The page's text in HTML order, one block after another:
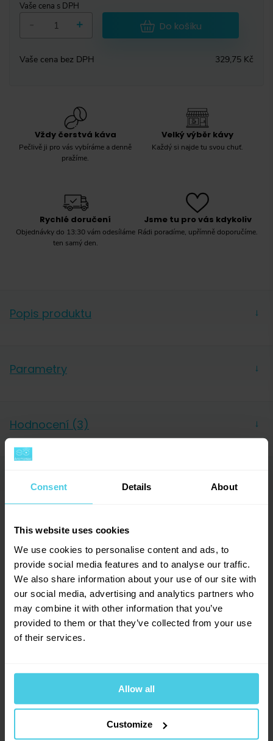
Consent Details About
This website uses cookies
We use cookies to personalise content and ads, to
provide social media features and to analyse our traffic.
We also share information about your use of our site with
our social media, advertising and analytics partners who
may combine it with other information that you’ve
provided to them or that they’ve collected from your use
of their services.
Allow all
Customize
Vaše cena s DPH
+ Do košíku
Vaše cena bez DPH 329,75 Kč
Vždy čerstvá káva
Pečlivě ji pro vás vybíráme a denně
pražíme.
Velký výběr kávy
Každý si najde tu svou chuť.
Rychlé doručení
Objednávky do 13:30 vám odesíláme
ten samý den.
Jsme tu pro vás kdykoliv
Rádi poradíme, upřímně doporučíme.
Popis produktu →
Samozřejmě je také naprosto ideální pro našlehání
Výrobce u této konvičky uvádí objem 600 ml a
určení na 6 šálků, skutečný objem měřený několik
Vyrobeno v Itálii, italská kvalita.
Parametry →
Hodnocení (3) →
3hodnocení
3x
0x
0x
0x
Dotazy a komentáře (2)
Dana Z.
21. 1. 2016
Indukce
Michal Jirek, Čerstvá Káva
21. 1. 2016
Dobré odpoledne, tato konvička není použitelná
📧Provoňte si e-mailovou
schránku kávou
Aromagazín vám pošleme jen, když bude o
čem psát.
Slibujeme na naše kafe.
Přihlásit se